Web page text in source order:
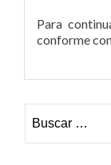
Para
conforme